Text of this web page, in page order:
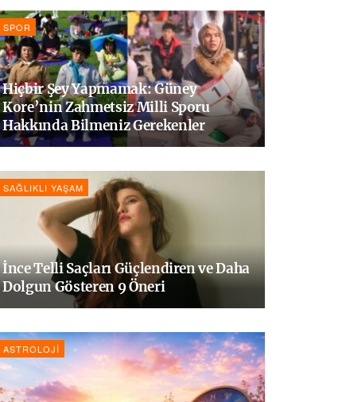
SPOR
Hiçbir Şey Yapmamak: Güney
Kore’nin Zahmetsiz Milli Sporu
Hakkında Bilmeniz Gerekenler
SAĞLIKLI YAŞAM
İnce Telli Saçları Güçlendiren ve Daha
Dolgun Gösteren 9 Öneri
ASTROLOJI